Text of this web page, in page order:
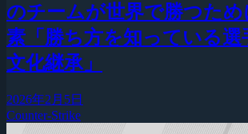
のチームが世界で勝つた
素「勝ち方を知っている選
文化継承」
2026年2月5日
Counter-Strike